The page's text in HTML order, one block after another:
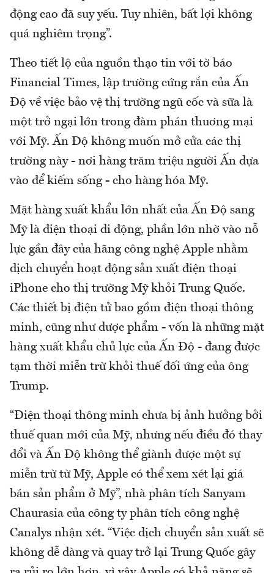
động cao đã suy yếu. Tuy nhiên, bất lợi không
quá nghiêm trọng”.
Theo tiết lộ của nguồn thạo tin với tờ báo
Financial Times, lập trường cứng rắn của Ấn
Độ về việc bảo vệ thị trường ngũ cốc và sữa là
một trở ngại lớn trong đàm phán thuơng mại
với Mỹ. Ấn Độ không muốn mở cửa các thị
trường này - nơi hàng trăm triệu người Ấn dựa
vào để kiếm sống - cho hàng hóa Mỹ.
Mặt hàng xuất khẩu lớn nhất của Ấn Độ sang
Mỹ là điện thoại di động, phần lớn nhờ vào nỗ
lực gần đây của hãng công nghệ Apple nhằm
dịch chuyển hoạt động sản xuất điện thoại
iPhone cho thị trường Mỹ khỏi Trung Quốc.
Các thiết bị điện tử bao gồm điện thoại thông
minh, cũng như dược phẩm - vốn là những mặt
hàng xuất khẩu chủ lực của Ấn Độ - đang được
tạm thời miễn trừ khỏi thuế đối ứng của ông
Trump.
“Điện thoại thông minh chưa bị ảnh hưởng bởi
thuế quan mới của Mỹ, nhưng nếu điều đó thay
đổi và Ấn Độ không thể giành được một sự
miễn trừ từ Mỹ, Apple có thể xem xét lại giá
bán sản phẩm ở Mỹ”, nhà phân tích Sanyam
Chaurasia của công ty phân tích công nghệ
Canalys nhận xét. “Việc dịch chuyển sản xuất sẽ
không dễ dàng và quay trở lại Trung Quốc gây